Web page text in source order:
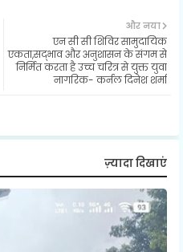
और नया
एन सी सी शिविर सामुदायिक
एकता,सद्भाव और अनुशासन के संगम से
निर्मित करता है उच्च चरित्र से युक्त युवा
नागरिक- कर्नल दिनेश शर्मा
ज़्यादा दिखाएं